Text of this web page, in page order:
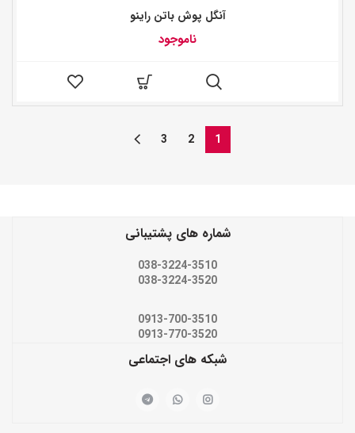
آنگل پوش باتن راینو
ناموجود
1
2
3
شماره های پشتیبانی
038-3224-3510
038-3224-3520
0913-700-3510
0913-770-3520
شبکه های اجتماعی